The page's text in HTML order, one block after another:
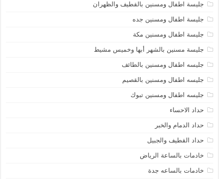
جليسة اطفال ومسنين بالقطيف والظهران
جليسة اطفال ومسنين جده
جليسة اطفال ومسنين مكة
جليسة مسنين بالشهر أبها وخميس مشيط
جليسه اطفال ومسنين بالطائف
جليسه اطفال ومسنين بالقصيم
جليسه اطفال ومسنين تبوك
حداد الاحساء
حداد الدمام والخبر
حداد القطيف والجبيل
خادمات بالساعة الرياض
خادمات بالساعه جدة